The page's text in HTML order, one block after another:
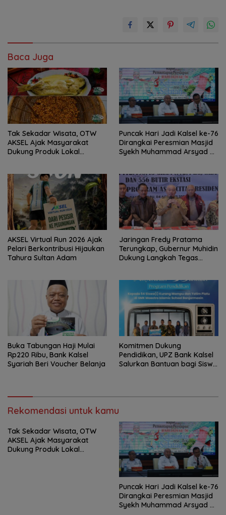
Baca Juga
Tak Sekadar Wisata, OTW
AKSEL Ajak Masyarakat
Dukung Produk Lokal
Puncak Hari Jadi Kalsel ke-76
Dirangkai Peresmian Masjid
Syekh Muhammad Arsyad Al
AKSEL Virtual Run 2026 Ajak
Pelari Berkontribusi Hijaukan
Tahura Sultan Adam
Jaringan Fredy Pratama
Terungkap, Gubernur Muhidin
Dukung Langkah Tegas
Buka Tabungan Haji Mulai
Rp220 Ribu, Bank Kalsel
Syariah Beri Voucher Belanja
Komitmen Dukung
Pendidikan, UPZ Bank Kalsel
Salurkan Bantuan bagi Siswa
Rekomendasi untuk kamu
Tak Sekadar Wisata, OTW
AKSEL Ajak Masyarakat
Dukung Produk Lokal
Puncak Hari Jadi Kalsel ke-76
Dirangkai Peresmian Masjid
Syekh Muhammad Arsyad Al